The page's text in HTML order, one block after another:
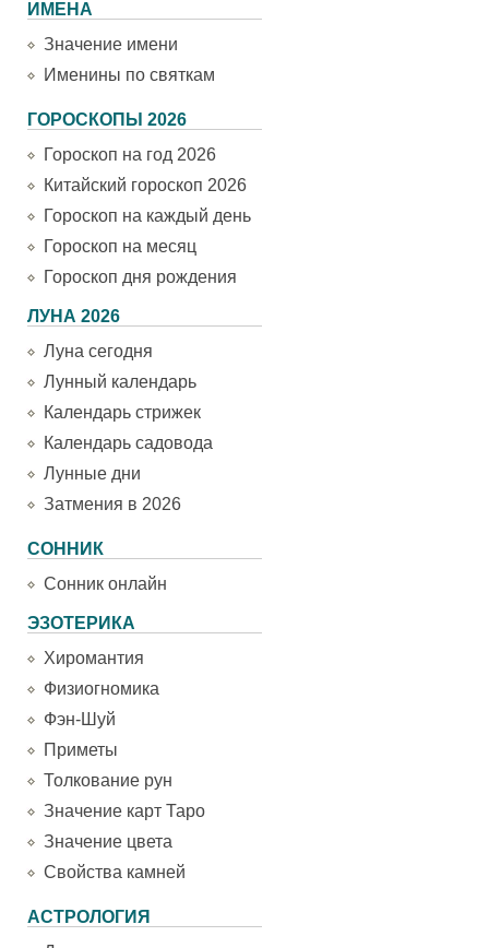
ИМЕНА
Значение имени
Именины по святкам
ГОРОСКОПЫ 2026
Гороскоп на год 2026
Китайский гороскоп 2026
Гороскоп на каждый день
Гороскоп на месяц
Гороскоп дня рождения
ЛУНА 2026
Луна сегодня
Лунный календарь
Календарь стрижек
Календарь садовода
Лунные дни
Затмения в 2026
СОННИК
Сонник онлайн
ЭЗОТЕРИКА
Хиромантия
Физиогномика
Фэн-Шуй
Приметы
Толкование рун
Значение карт Таро
Значение цвета
Свойства камней
АСТРОЛОГИЯ